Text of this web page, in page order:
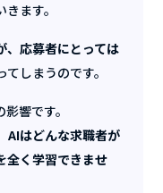
ます。
、応募者にとっては
てしまうのです。
響です。
AIはどんな求職者が
全く学習できませ